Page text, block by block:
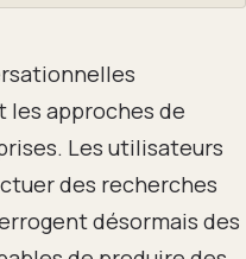
approches de
Les utilisateurs
des recherches
désormais des